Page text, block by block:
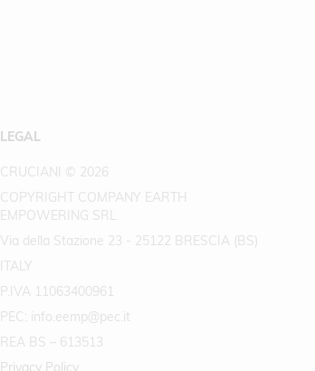
LEGAL
CRUCIANI © 2026
COPYRIGHT COMPANY EARTH
EMPOWERING SRL
Via della Stazione 23 - 25122 BRESCIA (BS)
ITALY
P.IVA 11063400961
PEC: info.eemp@pec.it
REA BS – 613513
Privacy Policy